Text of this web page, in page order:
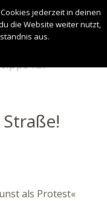
für
als Protest«
jederzeit in deinen
die Website weiter nutzt,
aus.